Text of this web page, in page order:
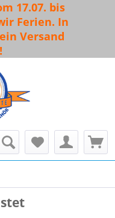
17.07. bis
Ferien. In
Versand